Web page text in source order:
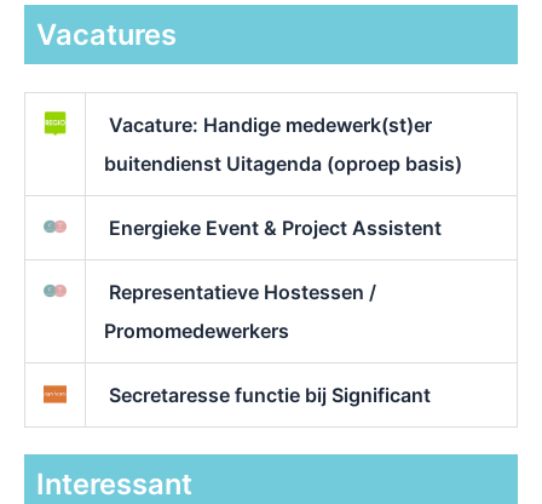
Vacatures
Vacature: Handige medewerk(st)er
buitendienst Uitagenda (oproep basis)
Energieke Event & Project Assistent
Representatieve Hostessen /
Promomedewerkers
Secretaresse functie bij Significant
Interessant